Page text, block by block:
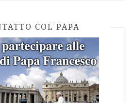
COL PAPA